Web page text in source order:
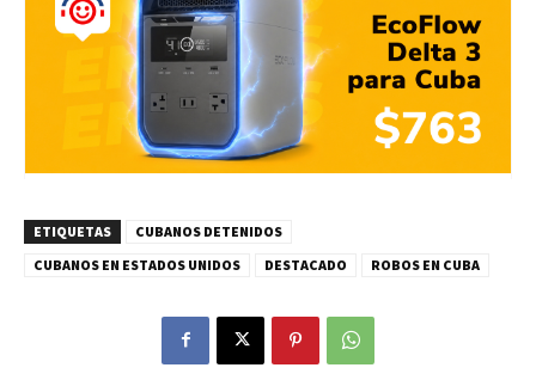
ETIQUETAS
CUBANOS DETENIDOS
CUBANOS EN ESTADOS UNIDOS
DESTACADO ROBOS EN CUBA